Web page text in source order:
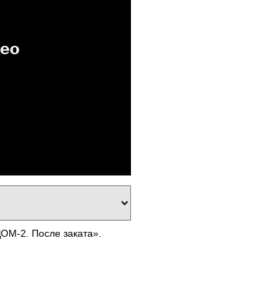
2. После заката».